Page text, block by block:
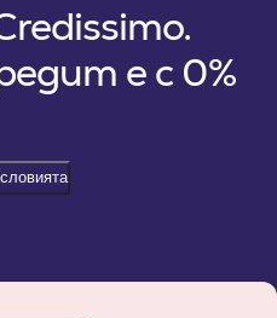
е с 0%